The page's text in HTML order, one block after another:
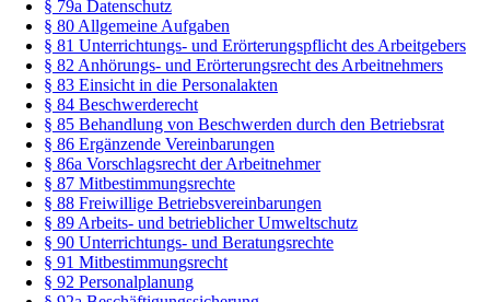
§ 79a Datenschutz
§ 80 Allgemeine Aufgaben
§ 81 Unterrichtungs- und Erörterungspflicht des Arbeitgebers
§ 82 Anhörungs- und Erörterungsrecht des Arbeitnehmers
§ 83 Einsicht in die Personalakten
§ 84 Beschwerderecht
§ 85 Behandlung von Beschwerden durch den Betriebsrat
§ 86 Ergänzende Vereinbarungen
§ 86a Vorschlagsrecht der Arbeitnehmer
§ 87 Mitbestimmungsrechte
§ 88 Freiwillige Betriebsvereinbarungen
§ 89 Arbeits- und betrieblicher Umweltschutz
§ 90 Unterrichtungs- und Beratungsrechte
§ 91 Mitbestimmungsrecht
§ 92 Personalplanung